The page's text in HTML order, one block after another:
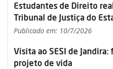
Estudantes de Direito
Tribunal de Justiça do
Publicado em: 10/7/2026
Visita ao SESI de
projeto de vida